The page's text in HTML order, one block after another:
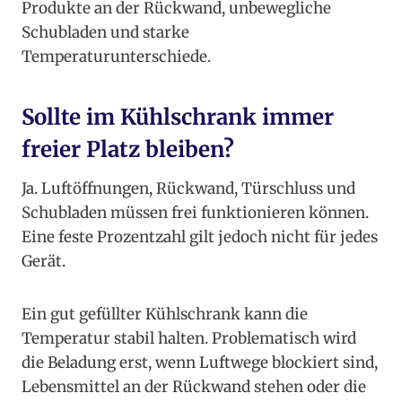
Produkte an der Rückwand, unbewegliche
Schubladen und starke
Temperaturunterschiede.
Sollte im Kühlschrank immer
freier Platz bleiben?
Ja. Luftöffnungen, Rückwand, Türschluss und
Schubladen müssen frei funktionieren können.
Eine feste Prozentzahl gilt jedoch nicht für jedes
Gerät.
Ein gut gefüllter Kühlschrank kann die
Temperatur stabil halten. Problematisch wird
die Beladung erst, wenn Luftwege blockiert sind,
Lebensmittel an der Rückwand stehen oder die